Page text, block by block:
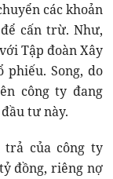
các khoản
cấn trừ. Như,
Tập đoàn Xây
phiếu. Song, do
công ty đang
tư này.
trả của công ty
đồng, riêng nợ